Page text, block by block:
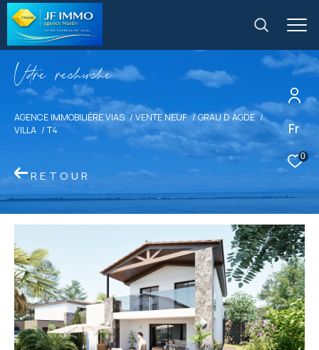
Fr
0
Vore recece
AGENCE IMMOBILIÈRE VIAS VENTE NEUF
GRAU D AGDE
VILLA
T4
RETOUR